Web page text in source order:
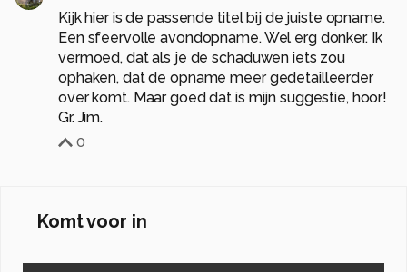
Kijk hier is de passende titel bij de juiste opname.
Een sfeervolle avondopname. Wel erg donker. Ik
vermoed, dat als je de schaduwen iets zou
ophaken, dat de opname meer gedetailleerder
over komt. Maar goed dat is mijn suggestie, hoor!
Gr. Jim.
0
Komt voor in